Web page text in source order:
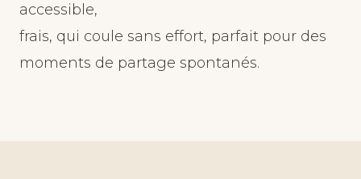
accessible,
frais, qui coule sans effort, parfait pour des
moments de partage spontanés.